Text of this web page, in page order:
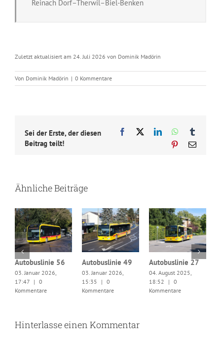
Reinach Dorf–Therwil–Biel-Benken
Zuletzt aktualisiert am 24. Juli 2026 von Dominik Madörin
Von Dominik Madörin | 0 Kommentare
Sei der Erste, der diesen
Beitrag teilt!
Facebook LinkedInWhatsApp
Pinterest
E-
Ähnliche Beiträge
Autobuslinie 56
03. Januar 2026,
17:47 | 0
Kommentare
Autobuslinie 49
03. Januar 2026,
15:35
| 0
Kommentare
Autobuslinie 27
04. August 2025,
18:52
| 0
Kommentare
Hinterlasse einen Kommentar